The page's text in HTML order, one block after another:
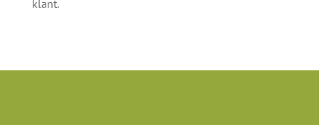
klant.